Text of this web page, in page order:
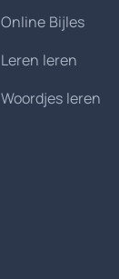
Online Bijles
Leren leren
Woordjes leren